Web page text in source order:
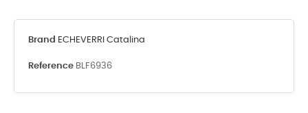
Brand ECHEVERRI Catalina
Reference BLF6936